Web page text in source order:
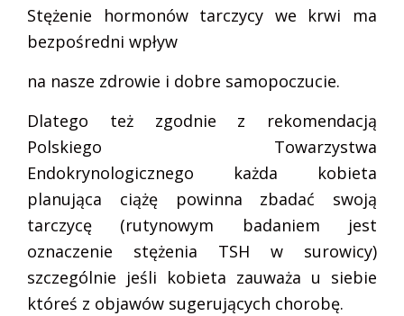
Stężenie hormonów tarczycy we krwi ma
bezpośredni wpływ
na nasze zdrowie i dobre samopoczucie.
Dlatego też zgodnie z rekomendacją
Polskiego Towarzystwa
Endokrynologicznego każda kobieta
planująca ciążę powinna zbadać swoją
tarczycę (rutynowym badaniem jest
oznaczenie stężenia TSH w surowicy)
szczególnie jeśli kobieta zauważa u siebie
któreś z objawów sugerujących chorobę.